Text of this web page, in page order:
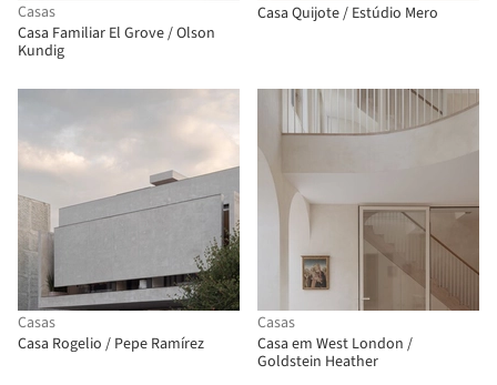
Casas
Casa Familiar El Grove / Olson
Kundig
Casa Quijote / Estúdio Mero
Casas
Casa Rogelio / Pepe Ramírez
Casas
Casa em West London /
Goldstein Heather